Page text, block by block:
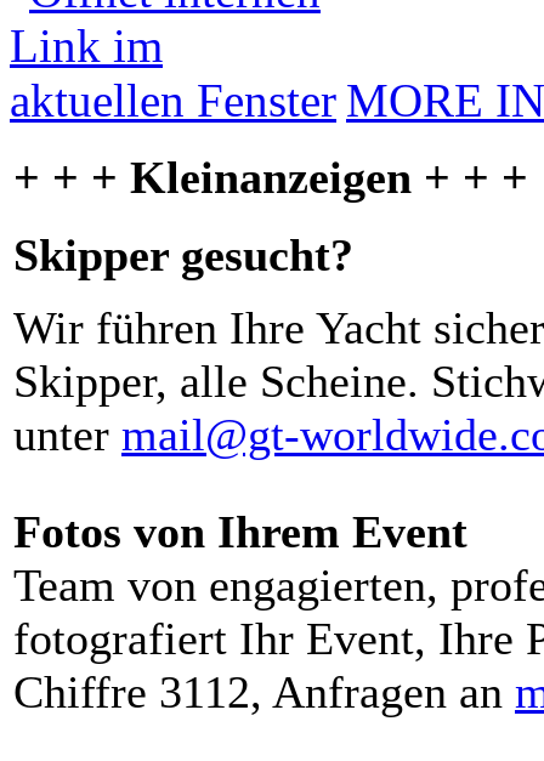
MORE
+ + + Kleinanzeigen + + +
Skipper gesucht?
Wir führen Ihre Yacht
Skipper, alle Scheine.
unter mail@gt-
Fotos von Ihrem Event
Team von engagierten,
fotografiert Ihr Event, Ihre
Chiffre 3112, Anfragen an